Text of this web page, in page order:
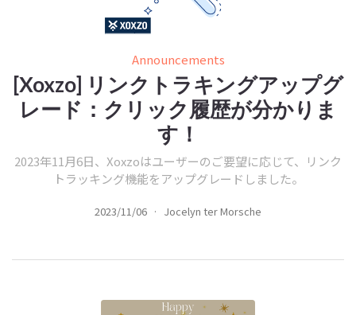
Announcements
[Xoxzo] リンクトラキングアップグ
レード：クリック履歴が分かりま
す！
2023年11月6日、Xoxzoはユーザーのご要望に応じて、リンク
トラッキング機能をアップグレードしました。
2023/11/06 · Jocelyn ter Morsche